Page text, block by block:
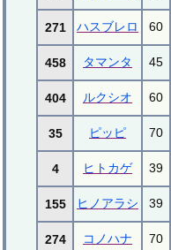
271 ハスブレロ 60
458 タマンタ 45
404 ルクシオ 60
35 ピッピ 70
4 ヒトカゲ 39
155 ヒノアラシ 39
274 コノハナ 70